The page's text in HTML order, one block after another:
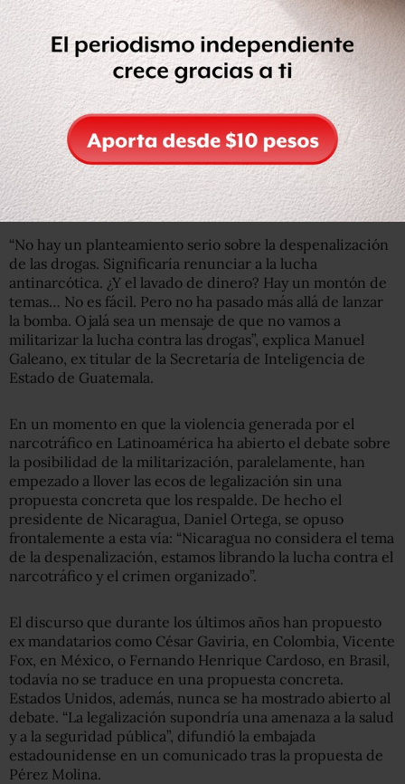
favor de debatir y Panamá, quien no se pronunció al
respecto.
El presidente de El Salvador, Mauricio Funes, justificó su
ausencia al decir que la cumbre había sido cancelada.
Funes había mostrado su apoyo a Pérez Molina en una
visita en febrero, pero se retractó inmediatmanete de su
postura cuando pisó su país, donde los temas de agenda
son la prohibición de los matrimonios homosexuales y el
aborto en cualquier modalidad sigue siendo un delito.
“No hay un planteamiento serio sobre la despenalización
de las drogas. Significaría renunciar a la lucha
antinarcótica. ¿Y el lavado de dinero? Hay un montón de
temas… No es fácil. Pero no ha pasado más allá de lanzar
la bomba. Ojalá sea un mensaje de que no vamos a
militarizar la lucha contra las drogas”, explica Manuel
Galeano, ex titular de la Secretaría de Inteligencia de
Estado de Guatemala.
En un momento en que la violencia generada por el
narcotráfico en Latinoamérica ha abierto el debate sobre
la posibilidad de la militarización, paralelamente, han
empezado a llover las ecos de legalización sin una
propuesta concreta que los respalde. De hecho el
presidente de Nicaragua, Daniel Ortega, se opuso
frontalemente a esta vía: “Nicaragua no considera el tema
de la despenalización, estamos librando la lucha contra el
narcotráfico y el crimen organizado”.
El discurso que durante los últimos años han propuesto
ex mandatarios como César Gaviria, en Colombia, Vicente
Fox, en México, o Fernando Henrique Cardoso, en Brasil,
todavía no se traduce en una propuesta concreta.
Estados Unidos, además, nunca se ha mostrado abierto al
debate. “La legalización supondría una amenaza a la salud
y a la seguridad pública”, difundió la embajada
estadounidense en un comunicado tras la propuesta de
Pérez Molina.